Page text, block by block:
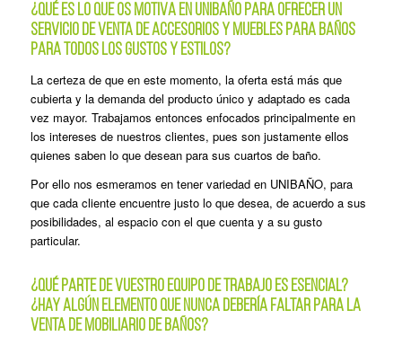
¿Qué es lo que os motiva en UNIBAÑO para ofrecer un
servicio de venta de accesorios y muebles para baños
para todos los gustos y estilos?
La certeza de que en este momento, la oferta está más que
cubierta y la demanda del producto único y adaptado es cada
vez mayor. Trabajamos entonces enfocados principalmente en
los intereses de nuestros clientes, pues son justamente ellos
quienes saben lo que desean para sus cuartos de baño.
Por ello nos esmeramos en tener variedad en UNIBAÑO, para
que cada cliente encuentre justo lo que desea, de acuerdo a sus
posibilidades, al espacio con el que cuenta y a su gusto
particular.
¿Qué parte de vuestro equipo de trabajo es esencial?
¿Hay algún elemento que nunca debería faltar para la
venta de mobiliario de baños?